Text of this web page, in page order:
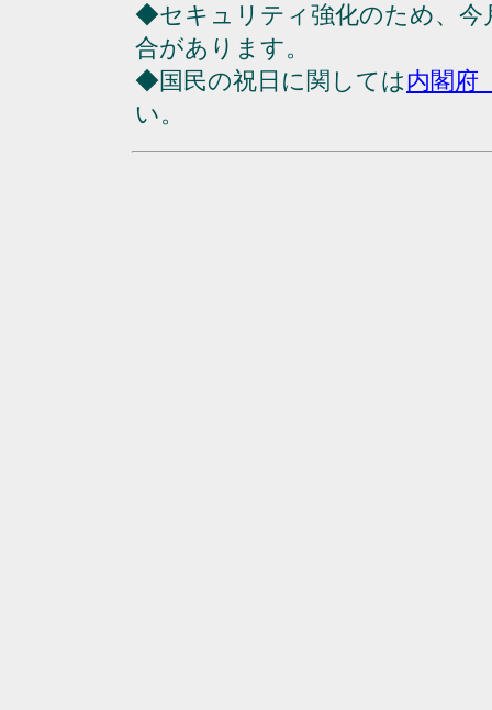
◆セキュリティ強化のため、今
合があります。
◆国民の祝日に関しては内閣府
い。